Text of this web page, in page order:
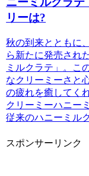
リーは?
秋の到来とともに
ら新たに発売され
ミルクラテ」。こ
なクリーミーさと
の疲れを癒してく
クリーミーハニー
従来のハニーミル
スポンサーリンク